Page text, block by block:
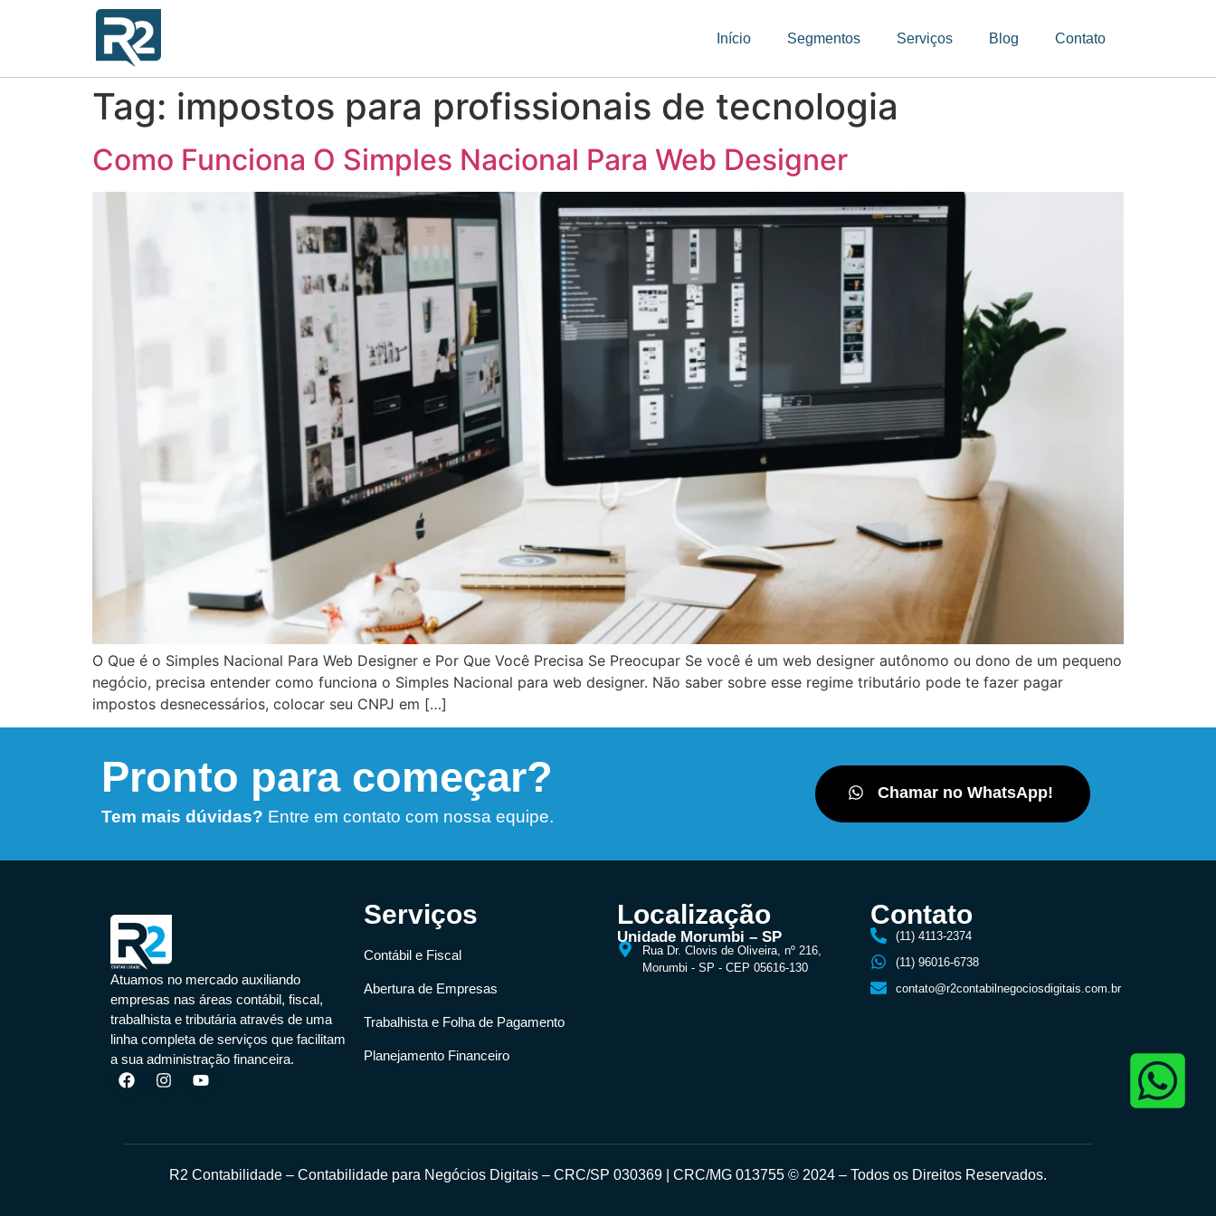
Início Segmentos Serviços Blog Contato
Tag: impostos para profissionais de tecnologia
Como Funciona O Simples Nacional Para Web Designer
O Que é o Simples Nacional Para Web Designer e Por Que Você Precisa Se Preocupar Se você é um web designer autônomo ou dono de um pequeno
negócio, precisa entender como funciona o Simples Nacional para web designer. Não saber sobre esse regime tributário pode te fazer pagar
impostos desnecessários, colocar seu CNPJ em […]
Pronto para começar?
Tem mais dúvidas? Entre em contato com nossa equipe.
Chamar no WhatsApp!
Atuamos no mercado auxiliando
empresas nas áreas contábil, fiscal,
trabalhista e tributária através de uma
linha completa de serviços que facilitam
a sua administração financeira.
Serviços
Contábil e Fiscal
Abertura de Empresas
Trabalhista e Folha de Pagamento
Planejamento Financeiro
Localização
Unidade Morumbi – SP
Rua Dr. Clovis de Oliveira, nº 216,
Morumbi - SP - CEP 05616-130
Contato
(11) 4113-2374
(11) 96016-6738
contato@r2contabilnegociosdigitais.com.br
R2 Contabilidade – Contabilidade para Negócios Digitais – CRC/SP 030369 | CRC/MG 013755 © 2024 – Todos os Direitos Reservados.